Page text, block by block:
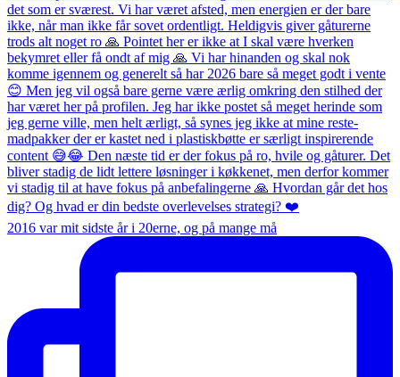
2016 var mit sidste år i 20erne, og på mange må